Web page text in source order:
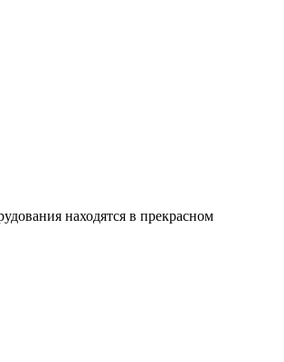
находятся в прекрасном